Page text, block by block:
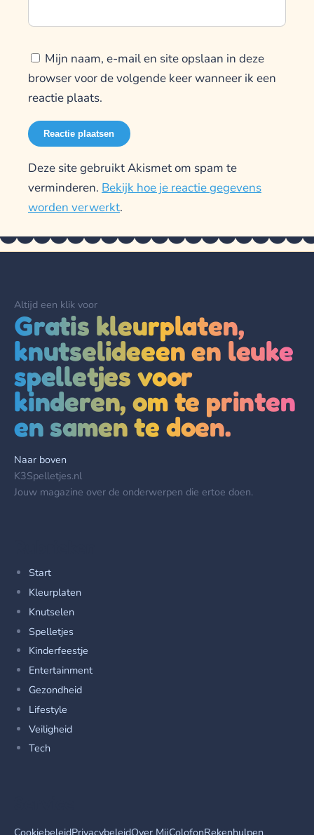
Mijn naam, e-mail en site opslaan in deze
browser voor de volgende keer wanneer ik een
reactie plaats.
Deze site gebruikt Akismet om spam te
verminderen. Bekijk hoe je reactie gegevens
worden verwerkt.
Altijd een klik voor
Gratis kleurplaten,
knutselideeen en leuke
spelletjes voor
kinderen, om te printen
en samen te doen.
Naar boven
K3Spelletjes.nl
Jouw magazine over de onderwerpen die ertoe doen.
Start
Kleurplaten
Knutselen
Spelletjes
Kinderfeestje
Entertainment
Gezondheid
Lifestyle
Veiligheid
Tech